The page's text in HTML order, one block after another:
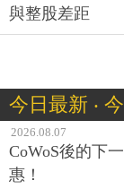
與整股差距
今日最新 ‧
2026.08.07
CoWoS後的下
惠！